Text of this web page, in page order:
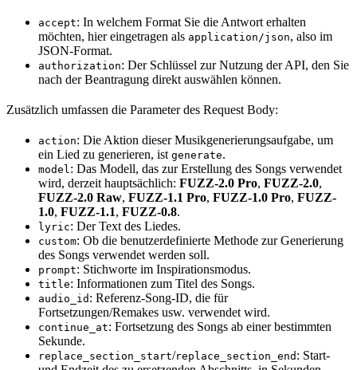
accept: In welchem Format Sie die Antwort erhalten
möchten, hier eingetragen als application/json, also im
JSON-Format.
authorization: Der Schlüssel zur Nutzung der API, den Sie
nach der Beantragung direkt auswählen können.
Zusätzlich umfassen die Parameter des Request Body:
action: Die Aktion dieser Musikgenerierungsaufgabe, um
ein Lied zu generieren, ist generate.
model : Das Modell, das zur Erstellung des Songs verwendet
wird, derzeit hauptsächlich: FUZZ-2.0 Pro, FUZZ-2.0,
FUZZ-2.0 Raw, FUZZ-1.1 Pro, FUZZ-1.0 Pro, FUZZ-
1.0, FUZZ-1.1, FUZZ-0.8.
lyric: Der Text des Liedes.
custom: Ob die benutzerdefinierte Methode zur Generierung
des Songs verwendet werden soll.
prompt: Stichworte im Inspirationsmodus.
title: Informationen zum Titel des Songs.
audio_id : Referenz-Song-ID, die für
Fortsetzungen/Remakes usw. verwendet wird.
continue_at: Fortsetzung des Songs ab einer bestimmten
Sekunde.
replace_section_start/replace_section_end : Start-